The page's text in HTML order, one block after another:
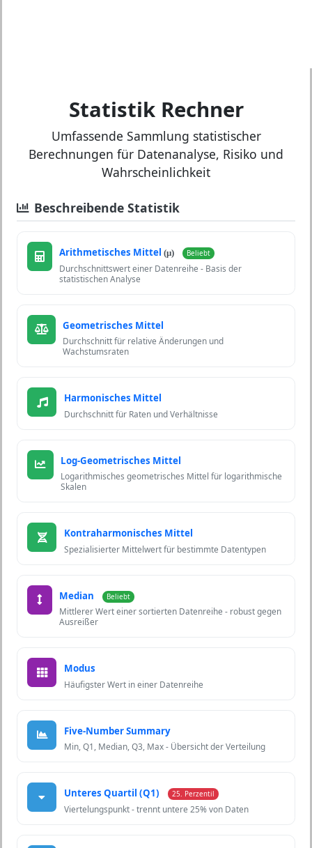
Statistik Rechner
Umfassende Sammlung statistischer
Berechnungen für Datenanalyse, Risiko und
Wahrscheinlichkeit
Beschreibende Statistik
Arithmetisches Mittel(μ) Beliebt
Durchschnittswert einer Datenreihe - Basis der
statistischen Analyse
Geometrisches Mittel
Durchschnitt für relative Änderungen und
Wachstumsraten
Harmonisches Mittel
Durchschnitt für Raten und Verhältnisse
Log-Geometrisches Mittel
Logarithmisches geometrisches Mittel für logarithmische
Skalen
Kontraharmonisches Mittel
Spezialisierter Mittelwert für bestimmte Datentypen
Median Beliebt
Mittlerer Wert einer sortierten Datenreihe - robust gegen
Ausreißer
Modus
Häufigster Wert in einer Datenreihe
Five-Number Summary
Min, Q1, Median, Q3, Max - Übersicht der Verteilung
Unteres Quartil (Q1) 25. Perzentil
Viertelungspunkt - trennt untere 25% von Daten